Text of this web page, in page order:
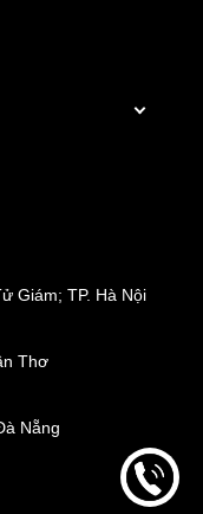
Giám; TP. Hà Nội
Thơ
Nẵng